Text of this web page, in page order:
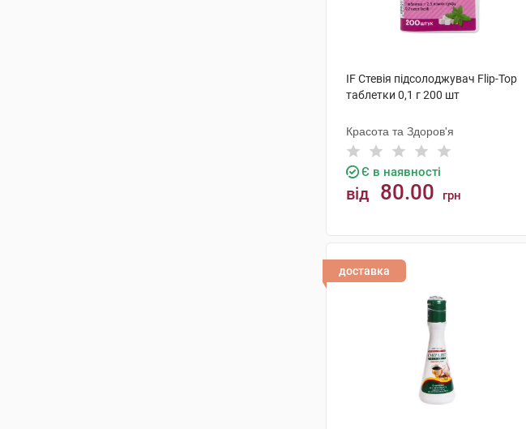
IF Стевія підсолоджувач Flip-Top
таблетки 0,1 г 200 шт
Красота та Здоров'я
Є в наявності
від 80.00 грн
доставка